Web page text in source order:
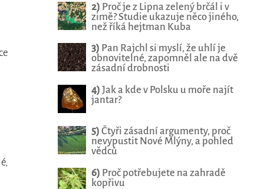
2) Proč je z Lipna zelený brčál i v
zimě? Studie ukazuje něco jiného,
než říká hejtman Kuba
3) Pan Rajchl si myslí, že uhlí je
obnovitelné, zapomněl ale na dvě
zásadní drobnosti
4) Jak a kde v Polsku u moře najít
jantar?
5) Čtyři zásadní argumenty, proč
nevypustit Nové Mlýny, a pohled
vědců
6) Proč potřebujete na zahradě
kopřivu